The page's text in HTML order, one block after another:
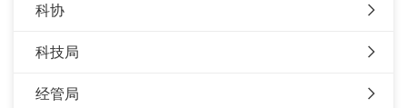
科协
科技局
经管局